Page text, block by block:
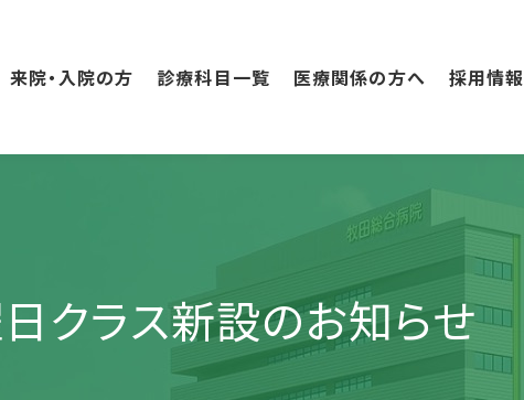
ペ
ー
来院・入院の方 診療科目一覧 医療関係の方へ 採用情報
クラス新設のお知らせ